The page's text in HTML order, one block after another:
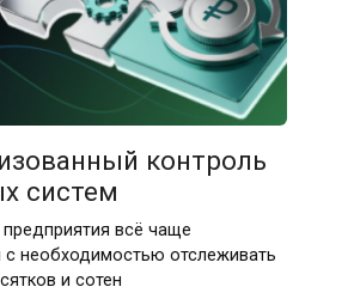
15.04.2026
контроль
систем
всё чаще
с необходимостью отслеживать
и сотен